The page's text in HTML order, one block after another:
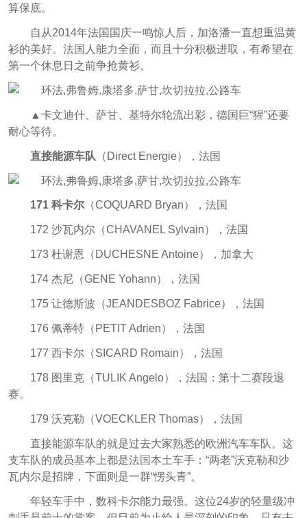
算保底。
自从2014年法国国庆一鸣惊人后，加洛潘一直想重温黄
衫的美好。法国人能力全面，而且十分积极进取，有希望在
第一个休息日之前争抢黄衫。
▲卡文迪什、萨甘、基特尔轮流出彩，德国巨“猩”还要
耐心等待。
直接能源车队 （Direct Energie），法国
171 科卡尔（COQUARD Bryan），法国
172 沙瓦内尔（CHAVANEL Sylvain），法国
173 杜谢恩（DUCHESNE Antoine），加拿大
174 杰尼（GENE Yohann），法国
175 让德斯波（JEANDESBOZ Fabrice），法国
176 佩蒂特（PETIT Adrien），法国
177 西卡尔（SICARD Romain），法国
178 图里克（TULIK Angelo），法国：第十二赛段退
赛。
179 沃克勒（VOECKLER Thomas），法国
直接能源车队的就是过去大家熟悉的欧洲汽车车队。这
支车队的成员基本上都是法国本土车手：“两老”沃克勒和沙
瓦内尔是招牌，下面则是一群“愣头青”。
年轻车手中，数科卡尔能力最强。这位24岁的轻量级冲